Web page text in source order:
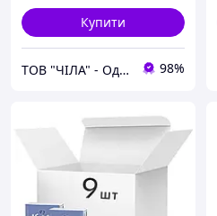
Купити
ТОВ "ЧІЛА" - Одноразова продукція 98%